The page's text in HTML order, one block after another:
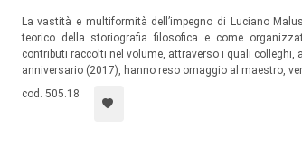
La vastità e multiformità dell’impegno di Luciano
teorico della storiografia filosofica e come
contributi raccolti nel volume, attraverso i quali
anniversario (2017), hanno reso omaggio al maestro,
cod. 505.18